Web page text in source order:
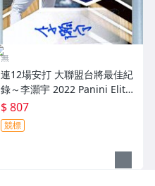
無
連12場安打 大聯盟台將最佳紀
錄～李灝宇 2022 Panini Elite
Extra Edition 實戰球衣簽名卡
～
$ 807
競標